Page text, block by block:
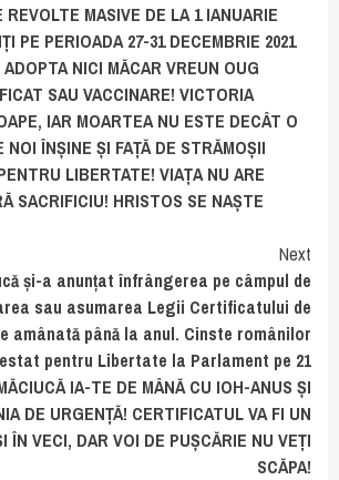
MASIVE DE LA 1 IANUARIE
PE PERIOADA 27-31 DECEMBRIE 2021
NICI MĂCAR VREUN OUG
SAU VACCINARE! VICTORIA
IAR MOARTEA NU ESTE DECÂT O
NOI ÎNȘINE ȘI FAȚĂ DE STRĂMOȘII
LIBERTATE! VIAȚA NU ARE
SACRIFICIU! HRISTOS SE NAȘTE
Next
și-a anunțat înfrângerea pe câmpul de
sau asumarea Legii Certificatului de
amânată până la anul. Cinste românilor
pentru Libertate la Parlament pe 21
IA-TE DE MÂNĂ CU IOH-ANUS ȘI
DE URGENȚĂ! CERTIFICATUL VA FI UN
ÎN VECI, DAR VOI DE PUȘCĂRIE NU VEȚI
SCĂPA!